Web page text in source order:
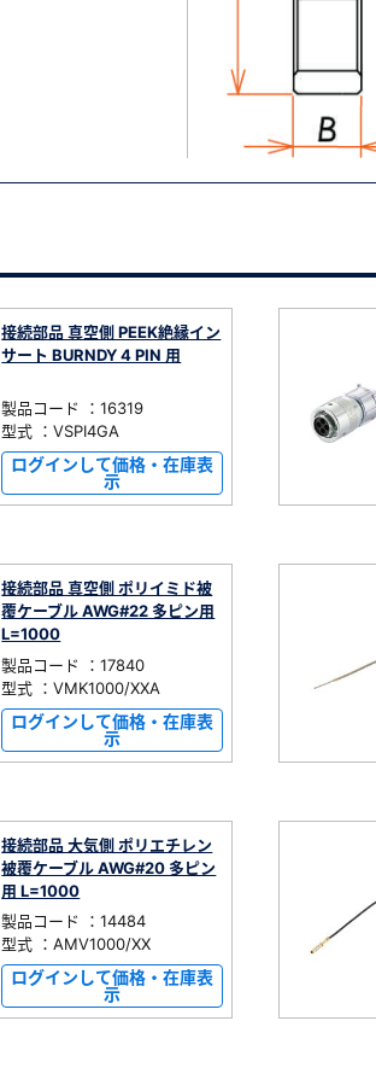
接続部品 真空側 PEEK絶縁イン
サート BURNDY 4 PIN 用
製品コード ：16319
型式 ：VSPI4GA
ログインして価格・在庫表
示
接続部品 真空側 ポリイミド被
覆ケーブル AWG#22 多ピン用
L=1000
製品コード ：17840
型式 ：VMK1000/XXA
ログインして価格・在庫表
示
接続部品 大気側 ポリエチレン
被覆ケーブル AWG#20 多ピン
用 L=1000
製品コード ：14484
型式 ：AMV1000/XX
ログインして価格・在庫表
示